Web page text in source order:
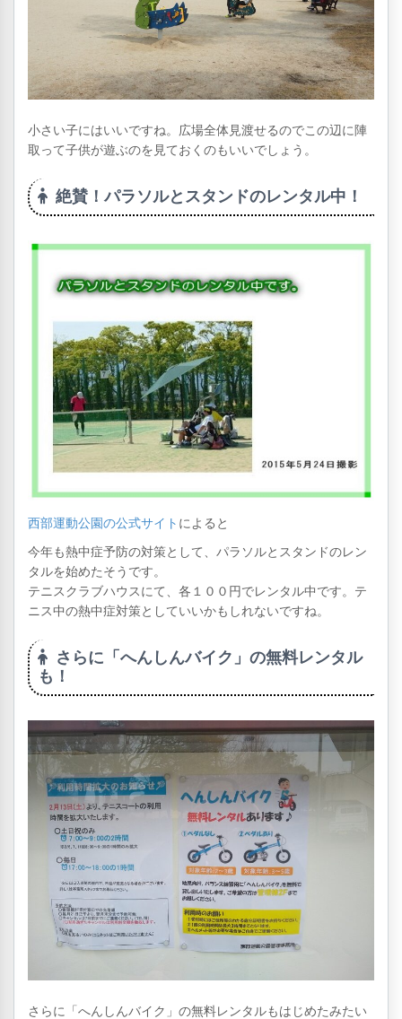
小さい子にはいいですね。広場全体見渡せるのでこの辺に陣
取って子供が遊ぶのを見ておくのもいいでしょう。
絶賛！パラソルとスタンドのレンタル中！
西部運動公園の公式サイト によると
今年も熱中症予防の対策として、パラソルとスタンドのレン
タルを始めたそうです。
テニスクラブハウスにて、各１００円でレンタル中です。テ
ニス中の熱中症対策としていいかもしれないですね。
さらに「へんしんバイク」の無料レンタル
も！
さらに「へんしんバイク」の無料レンタルもはじめたみたい